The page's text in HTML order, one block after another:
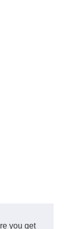
you get